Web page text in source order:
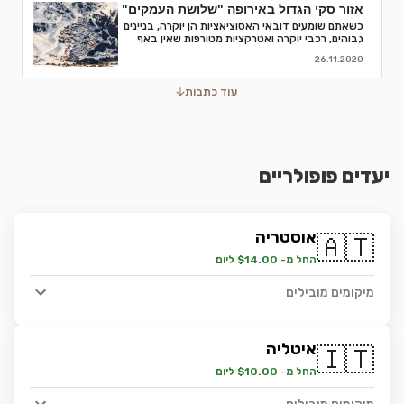
אזור סקי הגדול באירופה "שלושת העמקים"
כשאתם שומעים דובאי האסוציאציות הן יוקרה, בניינים
גבוהים, רכבי יוקרה ואטרקציות מטורפות שאין באף
כלל מפגישות.
26.11.2020
עוד כתבות
יעדים פופולריים
🇦🇹אוסטריה
החל מ- $14.00 ליום
מיקומים מובילים
🇮🇹איטליה
החל מ- $10.00 ליום